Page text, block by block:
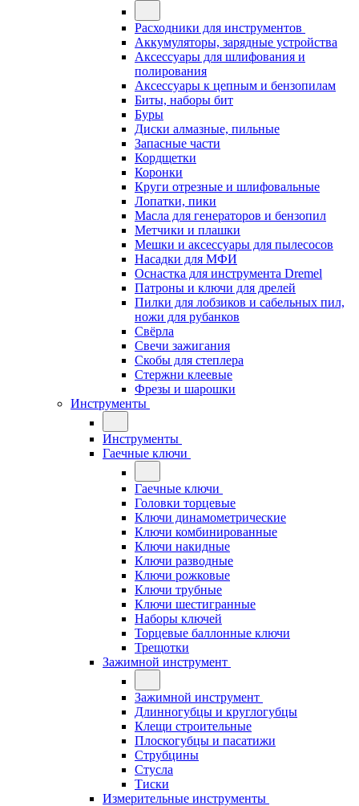
Расходники для инструментов
Аккумуляторы, зарядные устройства
Аксессуары для шлифования и
полирования
Аксессуары к цепным и бензопилам
Биты, наборы бит
Буры
Диски алмазные, пильные
Запасные части
Кордщетки
Коронки
Круги отрезные и шлифовальные
Лопатки, пики
Масла для генераторов и бензопил
Метчики и плашки
Мешки и аксессуары для пылесосов
Насадки для МФИ
Оснастка для инструмента Dremel
Патроны и ключи для дрелей
Пилки для лобзиков и сабельных пил,
ножи для рубанков
Свёрла
Свечи зажигания
Скобы для степлера
Стержни клеевые
Фрезы и шарошки
Инструменты
Инструменты
Гаечные ключи
Гаечные ключи
Головки торцевые
Ключи динамометрические
Ключи комбинированные
Ключи накидные
Ключи разводные
Ключи рожковые
Ключи трубные
Ключи шестигранные
Наборы ключей
Торцевые баллонные ключи
Трещотки
Зажимной инструмент
Зажимной инструмент
Длинногубцы и круглогубцы
Клещи строительные
Плоскогубцы и пасатижи
Струбцины
Стусла
Тиски
Измерительные инструменты